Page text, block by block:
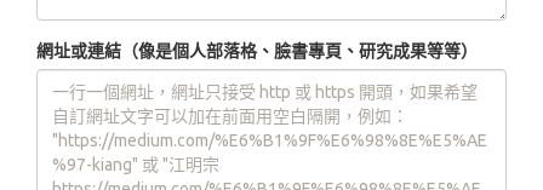
網址或連結（像是個人部落格、臉書專頁、研究成果等等）